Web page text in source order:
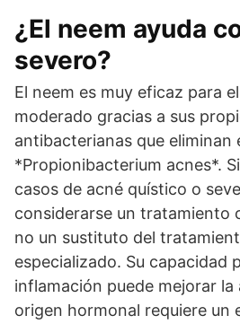
¿El neem ayuda
severo?
El neem es muy eficaz para
moderado gracias a sus
antibacterianas que eliminan
*Propionibacterium acnes*.
casos de acné quístico o
considerarse un tratamiento
no un sustituto del
especializado. Su capacidad
inflamación puede mejorar la
origen hormonal requiere un